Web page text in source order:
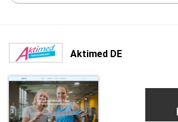
Aktimed DE